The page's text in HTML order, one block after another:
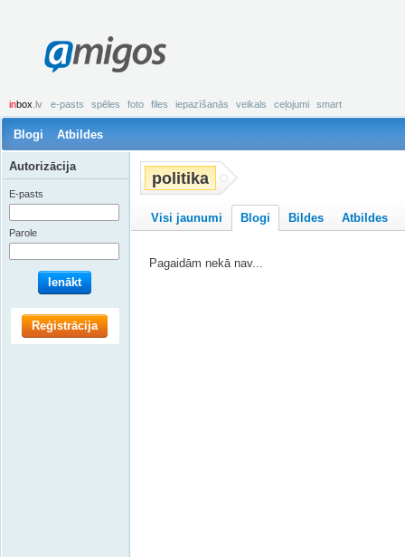
amigos
inbox .lv e-pasts spēles foto files iepazīšanās veikals ceļojumi smart
Blogi Atbildes
politika
Visi jaunumi Blogi Bildes Atbildes
Pagaidām nekā nav...
Autorizācija
E-pasts
Parole
Ienākt
Reģistrācija